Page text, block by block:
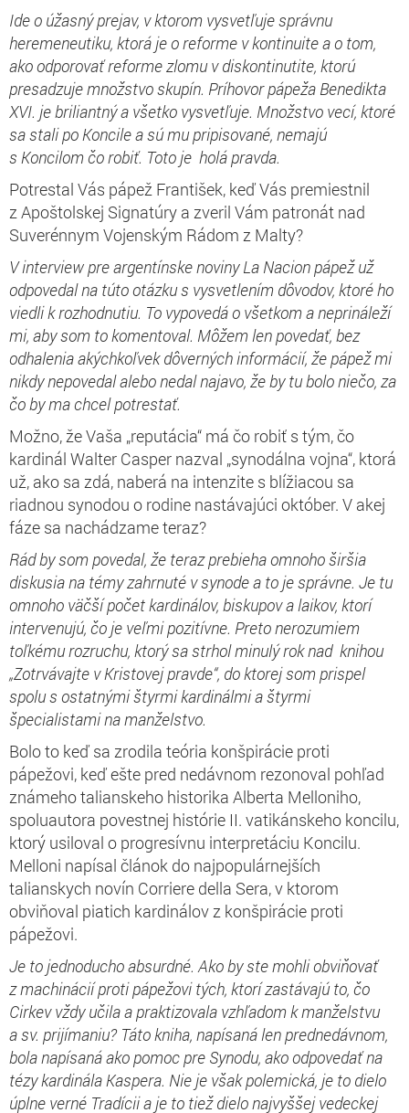
Ide o úžasný prejav, v ktorom vysvetľuje správnu
heremeneutiku, ktorá je o reforme v kontinuite a o tom,
ako odporovať reforme zlomu v diskontinutite, ktorú
presadzuje množstvo skupín. Príhovor pápeža Benedikta
XVI. je briliantný a všetko vysvetľuje. Množstvo vecí, ktoré
sa stali po Koncile a sú mu pripisované, nemajú
s Koncilom čo robiť. Toto je holá pravda.
Potrestal Vás pápež František, keď Vás premiestnil
z Apoštolskej Signatúry a zveril Vám patronát nad
Suverénnym Vojenským Rádom z Malty?
V interview pre argentínske noviny La Nacion pápež už
odpovedal na túto otázku s vysvetlením dôvodov, ktoré ho
viedli k rozhodnutiu. To vypovedá o všetkom a neprináleží
mi, aby som to komentoval. Môžem len povedať, bez
odhalenia akýchkoľvek dôverných informácií, že pápež mi
nikdy nepovedal alebo nedal najavo, že by tu bolo niečo, za
čo by ma chcel potrestať.
Možno, že Vaša „reputácia“ má čo robiť s tým, čo
kardinál Walter Casper nazval „synodálna vojna“, ktorá
už, ako sa zdá, naberá na intenzite s blížiacou sa
riadnou synodou o rodine nastávajúci október. V akej
fáze sa nachádzame teraz?
Rád by som povedal, že teraz prebieha omnoho širšia
diskusia na témy zahrnuté v synode a to je správne. Je tu
omnoho väčší počet kardinálov, biskupov a laikov, ktorí
intervenujú, čo je veľmi pozitívne. Preto nerozumiem
toľkému rozruchu, ktorý sa strhol minulý rok nad knihou
„Zotrvávajte v Kristovej pravde“, do ktorej som prispel
spolu s ostatnými štyrmi kardinálmi a štyrmi
špecialistami na manželstvo.
Bolo to keď sa zrodila teória konšpirácie proti
pápežovi, keď ešte pred nedávnom rezonoval pohľad
známeho talianskeho historika Alberta Melloniho,
spoluautora povestnej histórie II. vatikánskeho koncilu,
ktorý usiloval o progresívnu interpretáciu Koncilu.
Melloni napísal článok do najpopulárnejších
talianskych novín Corriere della Sera, v ktorom
obviňoval piatich kardinálov z konšpirácie proti
pápežovi.
Je to jednoducho absurdné. Ako by ste mohli obviňovať
z machinácií proti pápežovi tých, ktorí zastávajú to, čo
Cirkev vždy učila a praktizovala vzhľadom k manželstvu
a sv. prijímaniu? Táto kniha, napísaná len prednedávnom,
bola napísaná ako pomoc pre Synodu, ako odpovedať na
tézy kardinála Kaspera. Nie je však polemická, je to dielo
úplne verné Tradícii a je to tiež dielo najvyššej vedeckej